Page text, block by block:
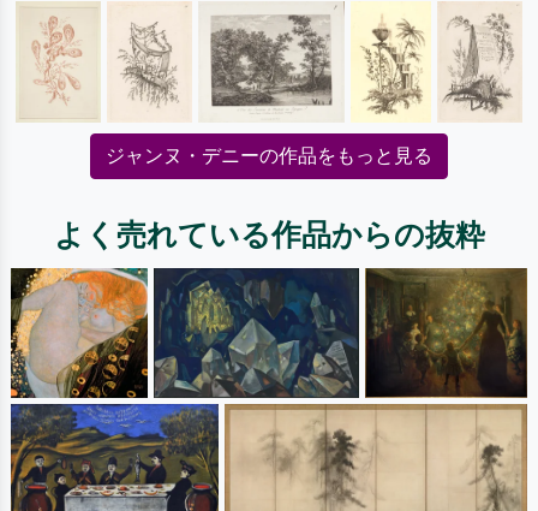
ジャンヌ・デニーの作品をもっと見る
よく売れている作品からの抜粋